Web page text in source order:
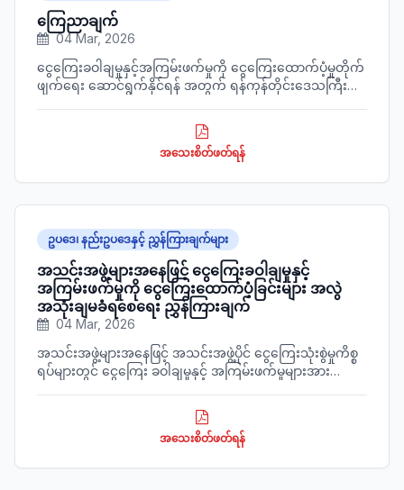
ကြေညာချက်
04 Mar, 2026
ငွေကြေးခဝါချမှုနှင့်အကြမ်းဖက်မှုကို ငွေကြေးထောက်ပံ့မှုတိုက်
ဖျက်ရေး ဆောင်ရွက်နိုင်ရန် အတွက် ရန်ကုန်တိုင်းဒေသကြီး
သတ္တု (ရွှေ) ရောင်းဝယ်ရေးလုပ်ငန်း(၂)ခုတို့သည် ကွင်းဆင်း
စစ်ဆေးတွေ့ရှိချက်အပေါ် ပြန်လည်ပြင်ဆင် ရမည့်အချက်များ
အကြောင်းကြားခဲ့သော်လည်း နေ့စဉ်ရောင်းချမှုစာရင်းကို တိကျ
ပမာဏထက် ကျော်လွန်သောဆောင်ရွက်မှု (Threshold
Transaction Report- TTR) များကို ငွေကြေးဆိုင်ရာ စုံစမ်း
ထောက်လှမ်းရေးအဖွဲ့ (Financial Intelligence Unit-FIU)သို့
သတင်းပေးပို့ရန်ပျက်ကွက်ခြင်းတို့ကြောင့် ငွေကြေးခဝါချမှု
တိုက်ဖျက်ရေး ဥပဒေပုဒ်မ ၃၇၊ ပုဒ်မခွဲ(ဃ)အရ အသိအမှတ်ပြု
မှတ်ပုံတင် လက်မှတ်ထုတ်ပေးခြင်းကို (၃)လဆိုင်းငံ့သည့်
ပါသည်။
အသေးစိတ်ဖတ်ရန်
ဥပဒေ၊ နည်းဥပဒေနှင့် ညွှန်ကြားချက်များ
အသင်းအဖွဲ့များအနေဖြင့် ငွေကြေးခဝါချမှုနှင့်
အကြမ်းဖက်မှုကို ငွေကြေးထောက်ပံ့ခြင်းများ အလွဲ
အသုံးချမခံရစေရေး ညွှန်ကြားချက်
04 Mar, 2026
အသင်းအဖွဲ့များအနေဖြင့် အသင်းအဖွဲ့ပိုင် ငွေကြေးသုံးစွဲမှုကိစ္စ
ရပ်များတွင် ငွေကြေး ခဝါချမှုနှင့် အကြမ်းဖက်မှုများအား
သွယ်ဝိုက်၍ဖြစ်စေ ပါဝင်ပတ်သက်ဆောင်ရွက်ခြင်းမပြုလုပ်ရန်
နှင့် ပြုလုပ်ကြောင်းတစ်စုံတစ်ရာ စစ်ဆေးတွေ့ရှိပါက တည်ဆဲ
ဥပဒေအရ အရေးယူခြင်းခံရနိုင်သည်ကို သိရှိသတိပြုနိုင်ပါရန်
အသေးစိတ်ဖတ်ရန်